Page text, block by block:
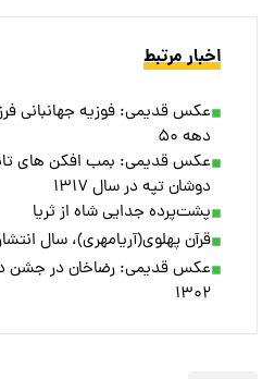
اخبار مرتبط
عکس قدیمی: فوزیه جهانبانی
دهه ۵۰
عکس قدیمی: بمب افکن های
دوشان تپه در سال ۱۳۱۷
پشت‌پرده جدایی شاه از ثریا
قرآن پهلوی(آریامهری)، سال انتشار ۱۳۴۴ش +
عکس قدیمی: رضاخان در جشن
۱۳۰۲